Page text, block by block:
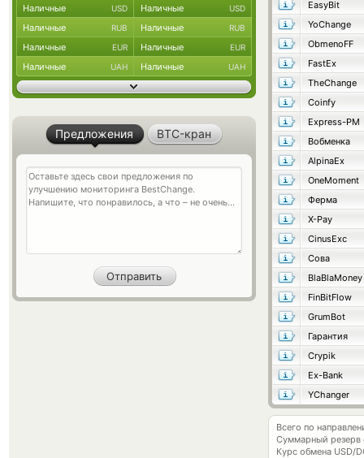
EasyBit
YoChange
ObmenoFF
FastEx
TheChange
Coinfy
Express-PM
Вобменка
AlpinaEx
OneMoment
Ферма
X-Pay
CinusExc
Сова
BlaBlaMoney
FinBitFlow
GrumBot
Гарантия
Crypik
Ex-Bank
YChanger
Всего по
Суммарный резерв
Курс обмена USD/
Наличные USD Наличные USD
Наличные RUB Наличные RUB
Наличные EUR Наличные EUR
Наличные UAH Наличные UAH
Предложения BTC-кран